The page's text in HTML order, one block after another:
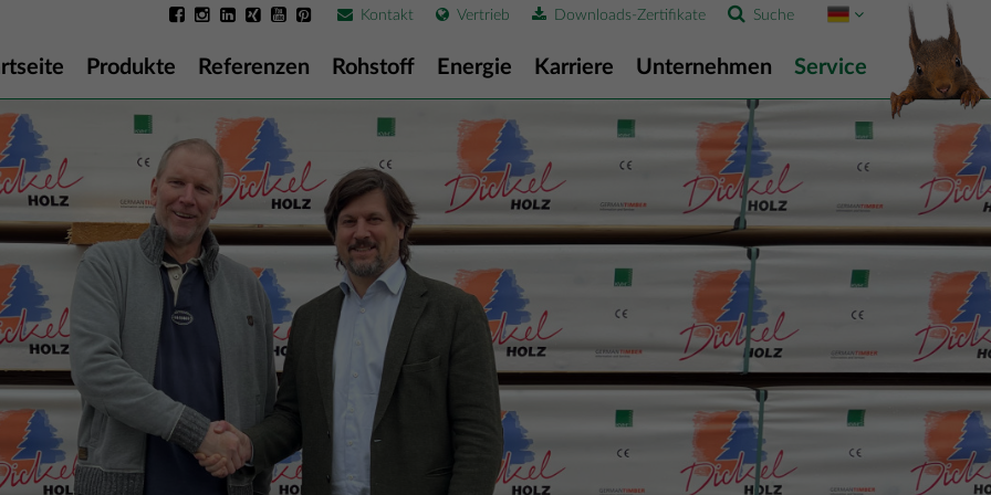
Produkte Referenzen Rohstoff Energie Karriere Unternehmen Service
Suche
Downloads-Zertifikate
Vertrieb
Kontakt